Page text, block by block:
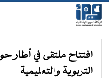
افتتاح ملتقى في أطار
التربوية والتعليمية